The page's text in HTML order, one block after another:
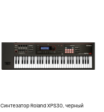
Синтезатор Roland XPS30, черный